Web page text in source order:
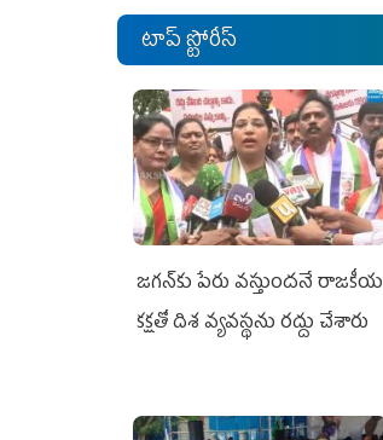
టాప్ స్టోరీస్
జగన్‌కు పేరు వస్తుందనే రాజకీయ
కక్షతో దిశ వ్య‌వ‌స్థ‌ను రద్దు చేశారు